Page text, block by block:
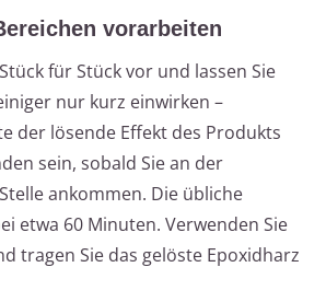
vorarbeiten
für Stück vor und lassen Sie
nur kurz einwirken –
der lösende Effekt des Produkts
sein, sobald Sie an der
ankommen. Die übliche
etwa 60 Minuten. Verwenden Sie
tragen Sie das gelöste Epoxidharz